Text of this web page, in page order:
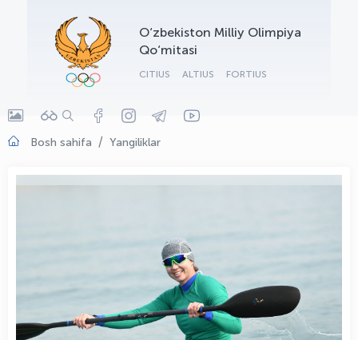
O‘zbekiston Milliy Olimpiya
Qo‘mitasi
CITIUS ALTIUS FORTIUS
Bosh sahifa Yangiliklar
OLYMPCHIK AI - yordamchi
Onlayn · olympic.uz